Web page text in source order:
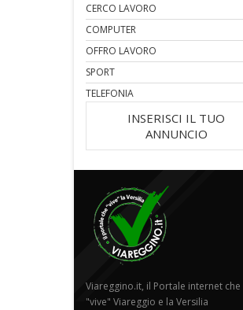
CERCO LAVORO
COMPUTER
OFFRO LAVORO
SPORT
TELEFONIA
INSERISCI IL TUO
ANNUNCIO
Viareggino.it, il Portale internet che
"vive" Viareggio e la Versilia